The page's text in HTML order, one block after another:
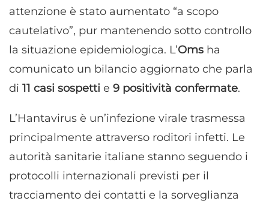
attenzione è stato aumentato “a scopo
cautelativo”, pur mantenendo sotto controllo
la situazione epidemiologica. L’Oms ha
comunicato un bilancio aggiornato che parla
di 11 casi sospetti e 9 positività confermate.
L’Hantavirus è un’infezione virale trasmessa
principalmente attraverso roditori infetti. Le
autorità sanitarie italiane stanno seguendo i
protocolli internazionali previsti per il
tracciamento dei contatti e la sorveglianza